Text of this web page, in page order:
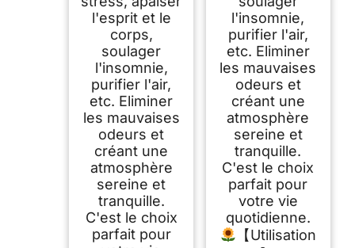
l'esprit et le
corps,
soulager
l'insomnie,
purifier l'air,
etc. Eliminer
les mauvaises
odeurs et
créant une
atmosphère
sereine et
tranquille.
C'est le choix
parfait pour
l'insomnie,
purifier l'air,
etc. Eliminer
les mauvaises
odeurs et
créant une
atmosphère
sereine et
tranquille.
C'est le choix
parfait pour
votre vie
quotidienne.
【Utilisation